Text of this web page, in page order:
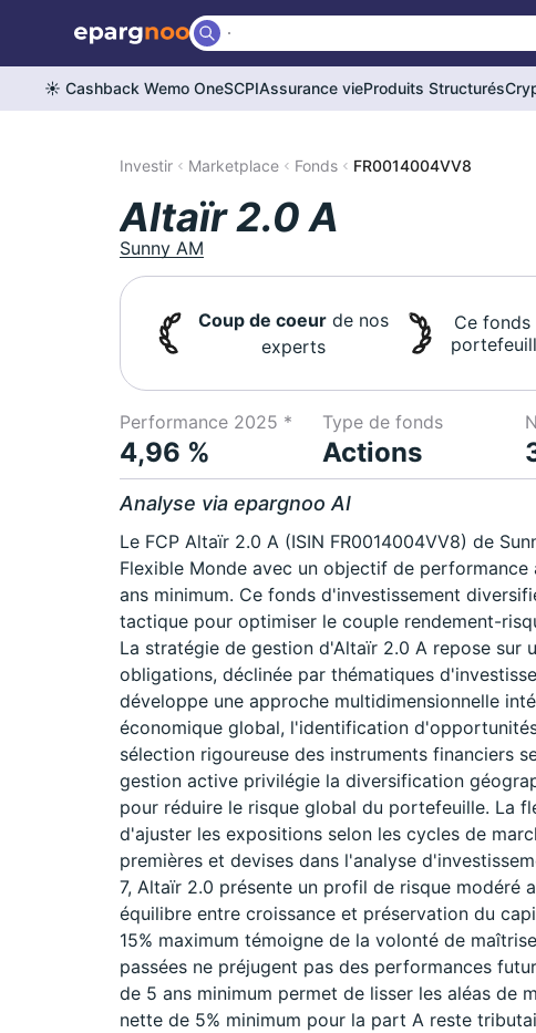
☀️ Cashback Wemo OneSCPIAssurance vieProduits Structurés
Investir Marketplace Fonds FR0014004VV8
Altaïr 2.0 A
Sunny AM
Coup de coeurde nos
experts
Ce
Performance 2025 *
4,96 %
Type de fonds
Actions
Analyse via epargnoo AI
Le FCP Altaïr 2.0 A (ISIN FR0014004VV8) de
Flexible Monde avec un objectif de
ans minimum. Ce fonds d'investissement
tactique pour optimiser le couple rendement-
La stratégie de gestion d'Altaïr 2.0 A repose sur
obligations, déclinée par thématiques
développe une approche multidimensionnelle
économique global, l'identification
sélection rigoureuse des instruments financiers
gestion active privilégie la diversification
pour réduire le risque global du portefeuille. La
d'ajuster les expositions selon les cycles de
premières et devises dans l'analyse
7, Altaïr 2.0 présente un profil de risque modéré
équilibre entre croissance et préservation du
15% maximum témoigne de la volonté de
passées ne préjugent pas des performances
de 5 ans minimum permet de lisser les aléas de
nette de 5% minimum pour la part A reste